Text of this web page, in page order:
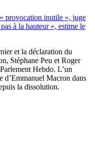
provocation inutile », juge
à la hauteur », estime le
et la déclaration du
Stéphane Peu et Roger
Hebdo. L’un
d’Emmanuel Macron dans
la dissolution.